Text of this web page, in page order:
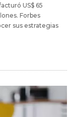
US$ 65
Forbes
sus estrategias